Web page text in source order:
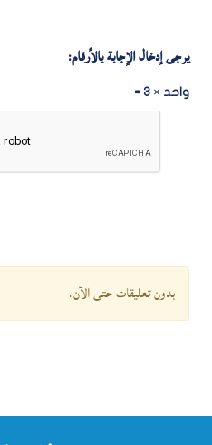
يرجى إدخال الإجابة بالأرقام:
واحد × 3 =
بدون تعليقات حتى الآن.